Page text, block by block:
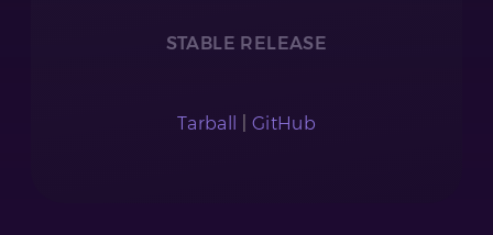
STABLE RELEASE
Tarball GitHub